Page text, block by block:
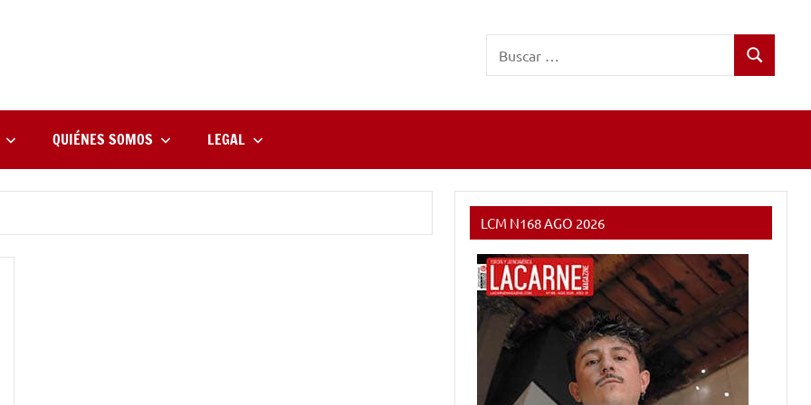
Buscar
QUIÉNES SOMOS LEGAL
LCM N168 AGO 2026